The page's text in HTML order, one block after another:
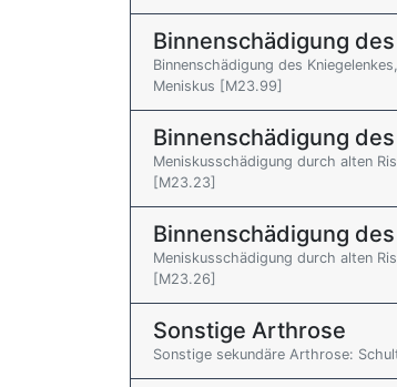
Binnenschädigung
Binnenschädigung des
Meniskus [M23.99]
Binnenschädigung
Meniskusschädigung durch alten
[M23.23]
Binnenschädigung
Meniskusschädigung durch alten
[M23.26]
Sonstige Arthrose
Sonstige sekundäre Arthrose: